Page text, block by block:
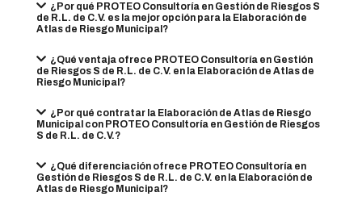
¿Por qué PROTEO Consultoría en Gestión de Riesgos S
de R.L. de C.V. es la mejor opción para la Elaboración de
Atlas de Riesgo Municipal?
¿Qué ventaja ofrece PROTEO Consultoría en Gestión
de Riesgos S de R.L. de C.V. en la Elaboración de Atlas de
Riesgo Municipal?
¿Por qué contratar la Elaboración de Atlas de Riesgo
Municipal con PROTEO Consultoría en Gestión de Riesgos
S de R.L. de C.V.?
¿Qué diferenciación ofrece PROTEO Consultoría en
Gestión de Riesgos S de R.L. de C.V. en la Elaboración de
Atlas de Riesgo Municipal?